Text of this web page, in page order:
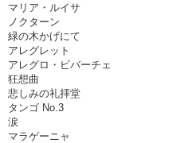
マリア・ルイサ
ノクターン
緑の木かげにて
アレグレット
アレグロ・ビバーチェ
狂想曲
悲しみの礼拝堂
タンゴ No.3
涙
マラゲーニャ